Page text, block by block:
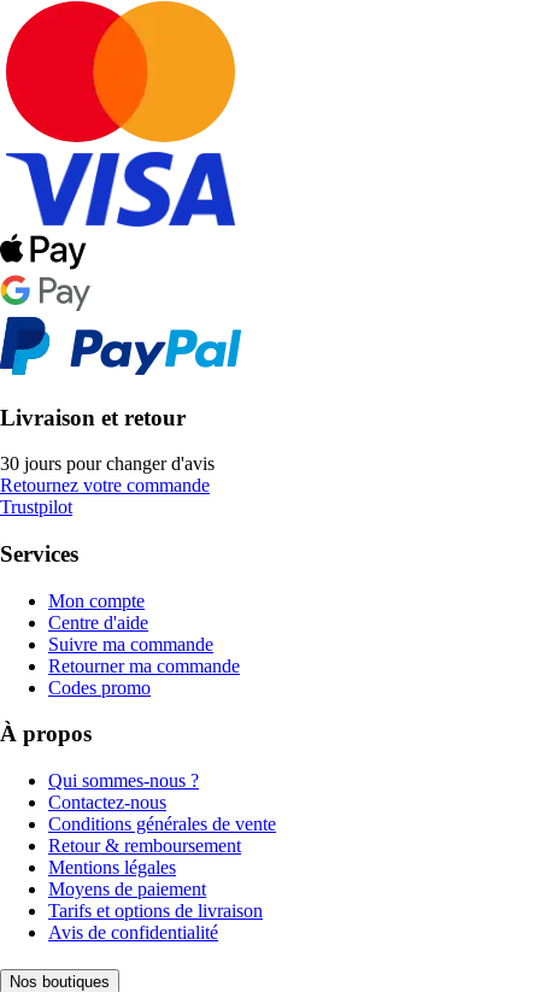
Livraison et retour
30 jours pour changer d'avis
Retournez votre commande
Trustpilot
Services
Mon compte
Centre d'aide
Suivre ma commande
Retourner ma commande
Codes promo
À propos
Qui sommes-nous ?
Contactez-nous
Conditions générales de vente
Retour & remboursement
Mentions légales
Moyens de paiement
Tarifs et options de livraison
Avis de confidentialité
Nos boutiques